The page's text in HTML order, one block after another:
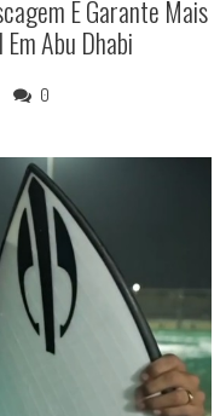
E Garante Mais
Abu Dhabi
0